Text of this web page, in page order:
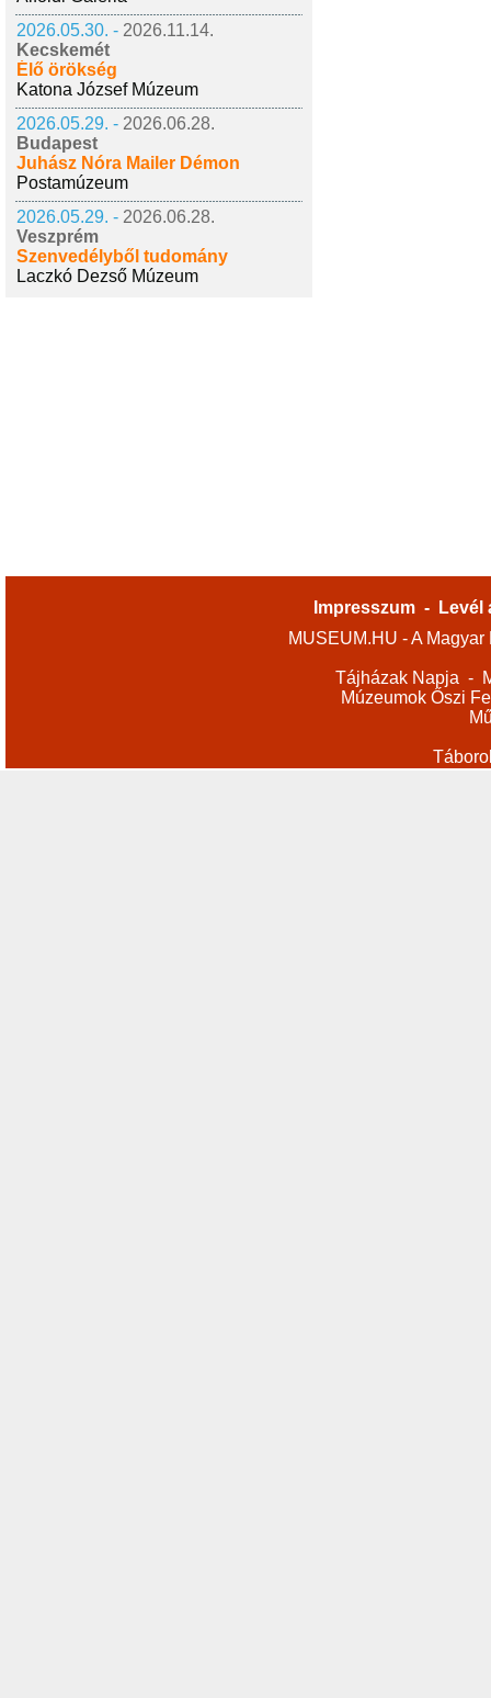
2026.05.30. - 2026.11.14.
Kecskemét
Élő örökség
Katona József Múzeum
2026.05.29. - 2026.06.28.
Budapest
Juhász Nóra Mailer Démon
Postamúzeum
2026.05.29. - 2026.06.28.
Veszprém
Szenvedélyből tudomány
Laczkó Dezső Múzeum
Impresszum -
Levél
MUSEUM.HU - A
Tájházak Napja -
Múzeumok Őszi